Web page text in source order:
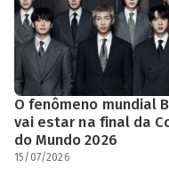
O fenômeno mundial
vai estar na final da
do Mundo 2026
15/07/2026